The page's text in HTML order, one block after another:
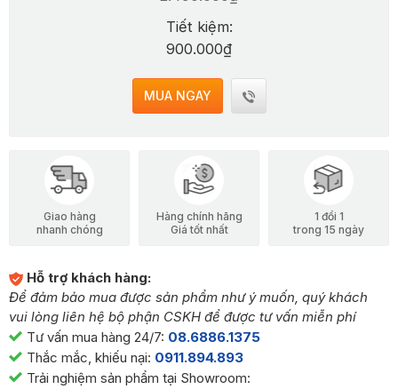
Tiết kiệm:
900.000₫
MUA NGAY
Giao hàng
nhanh chóng
Hàng chính hãng
Giá tốt nhất
1 đổi 1
trong 15 ngày
Hỗ trợ khách hàng:
Để đảm bảo mua được sản phẩm như ý muốn, quý khách
vui lòng liên hệ bộ phận CSKH để được tư vấn miễn phí
Tư vấn mua hàng 24/7: 08.6886.1375
Thắc mắc, khiếu nại: 0911.894.893
Trải nghiệm sản phẩm tại Showroom: